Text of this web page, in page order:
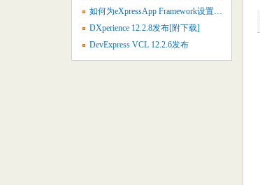
如何为eXpressApp Framework设置默认属性值
DXperience 12.2.8发布[附下载]
DevExpress VCL 12.2.6发布